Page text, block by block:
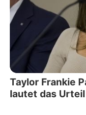
Taylor Frankie
lautet das Urteil